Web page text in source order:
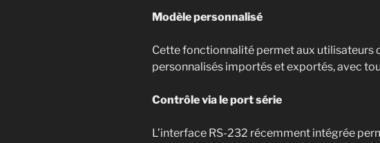
Modèle personnalisé
Cette fonctionnalité permet aux utilisateurs
personnalisés importés et exportés, avec
Contrôle via le port série
L’interface RS-232 récemment intégrée